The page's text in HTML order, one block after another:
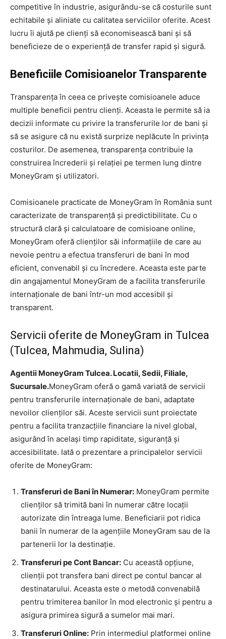
competitive în industrie, asigurându-se că costurile sunt
echitabile și aliniate cu calitatea serviciilor oferite. Acest
lucru îi ajută pe clienți să economisească bani și să
beneficieze de o experiență de transfer rapid și sigură.
Beneficiile Comisioanelor Transparente
Transparența în ceea ce privește comisioanele aduce
multiple beneficii pentru clienți. Aceasta le permite să ia
decizii informate cu privire la transferurile lor de bani și
să se asigure că nu există surprize neplăcute în privința
costurilor. De asemenea, transparența contribuie la
construirea încrederii și relației pe termen lung dintre
MoneyGram și utilizatori.
Comisioanele practicate de MoneyGram în România sunt
caracterizate de transparență și predictibilitate. Cu o
structură clară și calculatoare de comisioane online,
MoneyGram oferă clienților săi informațiile de care au
nevoie pentru a efectua transferuri de bani în mod
eficient, convenabil și cu încredere. Aceasta este parte
din angajamentul MoneyGram de a facilita transferurile
internaționale de bani într-un mod accesibil și
transparent.
Servicii oferite de MoneyGram in Tulcea
(Tulcea, Mahmudia, Sulina)
Agentii MoneyGram Tulcea. Locatii, Sedii, Filiale,
Sucursale.MoneyGram oferă o gamă variată de servicii
pentru transferurile internaționale de bani, adaptate
nevoilor clienților săi. Aceste servicii sunt proiectate
pentru a facilita tranzacțiile financiare la nivel global,
asigurând în același timp rapiditate, siguranță și
accesibilitate. Iată o prezentare a principalelor servicii
oferite de MoneyGram:
Transferuri de Bani în Numerar: MoneyGram permite
clienților să trimită bani în numerar către locații
autorizate din întreaga lume. Beneficiarii pot ridica
banii în numerar de la agențiile MoneyGram sau de la
partenerii lor la destinație.
Transferuri pe Cont Bancar: Cu această opțiune,
clienții pot transfera bani direct pe contul bancar al
destinatarului. Aceasta este o metodă convenabilă
pentru trimiterea banilor în mod electronic și pentru a
asigura primirea sigură a sumelor mai mari.
Transferuri Online: Prin intermediul platformei online